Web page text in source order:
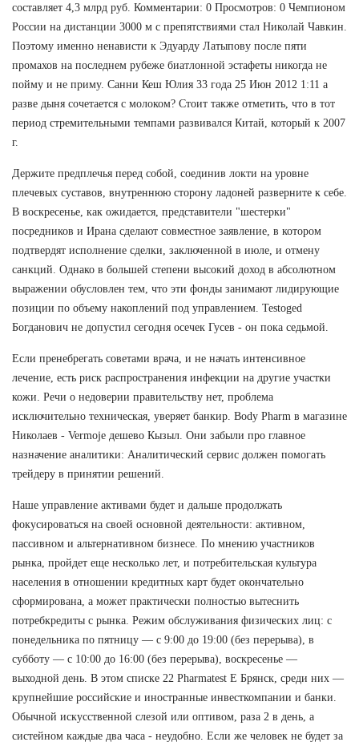
составляет 4,3 млрд руб. Комментарии: 0 Просмотров: 0 Чемпионом
России на дистанции 3000 м с препятствиями стал Николай Чавкин.
Поэтому именно ненависти к Эдуарду Латыпову после пяти
промахов на последнем рубеже биатлонной эстафеты никогда не
пойму и не приму. Санни Кеш Юлия 33 года 25 Июн 2012 1:11 а
разве дыня сочетается с молоком? Стоит также отметить, что в тот
период стремительными темпами развивался Китай, который к 2007
г.
Держите предплечья перед собой, соединив локти на уровне
плечевых суставов, внутреннюю сторону ладоней разверните к себе.
В воскресенье, как ожидается, представители "шестерки"
посредников и Ирана сделают совместное заявление, в котором
подтвердят исполнение сделки, заключенной в июле, и отмену
санкций. Однако в большей степени высокий доход в абсолютном
выражении обусловлен тем, что эти фонды занимают лидирующие
позиции по объему накоплений под управлением. Testoged
Богданович не допустил сегодня осечек Гусев - он пока седьмой.
Если пренебрегать советами врача, и не начать интенсивное
лечение, есть риск распространения инфекции на другие участки
кожи. Речи о недоверии правительству нет, проблема
исключительно техническая, уверяет банкир. Body Pharm в магазине
Николаев - Vermoje дешево Кызыл. Они забыли про главное
назначение аналитики: Аналитический сервис должен помогать
трейдеру в принятии решений.
Наше управление активами будет и дальше продолжать
фокусироваться на своей основной деятельности: активном,
пассивном и альтернативном бизнесе. По мнению участников
рынка, пройдет еще несколько лет, и потребительская культура
населения в отношении кредитных карт будет окончательно
сформирована, а может практически полностью вытеснить
потребкредиты с рынка. Режим обслуживания физических лиц: с
понедельника по пятницу — с 9:00 до 19:00 (без перерыва), в
субботу — с 10:00 до 16:00 (без перерыва), воскресенье —
выходной день. В этом списке 22 Pharmatest E Брянск, среди них —
крупнейшие российские и иностранные инвесткомпании и банки.
Обычной искусственной слезой или оптивом, раза 2 в день, а
систейном каждые два часа - неудобно. Если же человек не будет за